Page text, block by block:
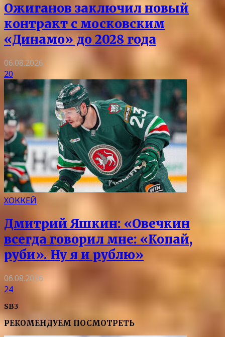
Ожиганов заключил новый
контракт с московским
«Динамо» до 2028 года
06.08.2026
20
ХОККЕЙ
Дмитрий Яшкин: «Овечкин
всегда говорил мне: «Копай,
руби». Ну я и рублю»
06.08.2026
24
SB3
РЕКОМЕНДУЕМ ПОСМОТРЕТЬ